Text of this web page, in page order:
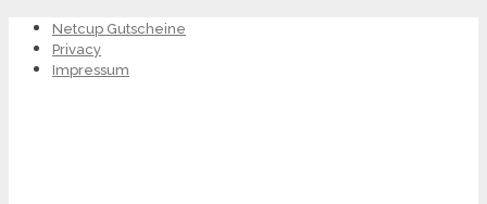
Netcup Gutscheine
Privacy
Impressum